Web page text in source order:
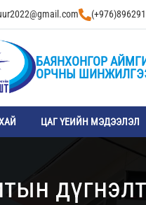
БАЯНХОНГОР
ОРЧНЫ
ЦАГ ҮЕИЙН МЭДЭЭЛЭЛ
дүгнэлт